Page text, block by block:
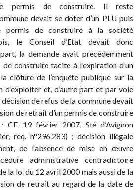
permis de construire. Il reste
devait se doter d’un PLU puis
permis de construire à la société
le Conseil d’Etat devait donc
la demande avait précédemment
construire tacite à l’expiration d’un
clôture de l’enquête publique sur la
d’exploiter et, d’autre part et par voie
décision de refus de la commune devait
de retrait d’un permis de construire
CE. 19 février 2007, Sté d’Avignon
req. n°296.283) ; décision illégale
de l’absence de mise en œuvre
administrative contradictoire
la loi du 12 avril 2000 mais aussi de la
de retrait au regard de la date de